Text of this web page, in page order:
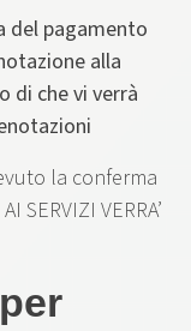
del pagamento
alla
di che vi verrà
la conferma
SERVIZI VERRA’